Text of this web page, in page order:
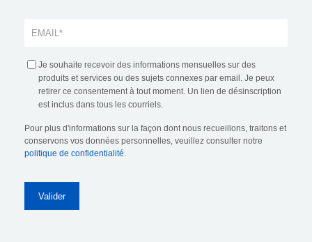
Je souhaite recevoir des informations mensuelles sur des
produits et services ou des sujets connexes par email. Je peux
retirer ce consentement à tout moment. Un lien de désinscription
est inclus dans tous les courriels.
Pour plus d'informations sur la façon dont nous recueillons, traitons et
conservons vos données personnelles, veuillez consulter notre
politique de confidentialité.